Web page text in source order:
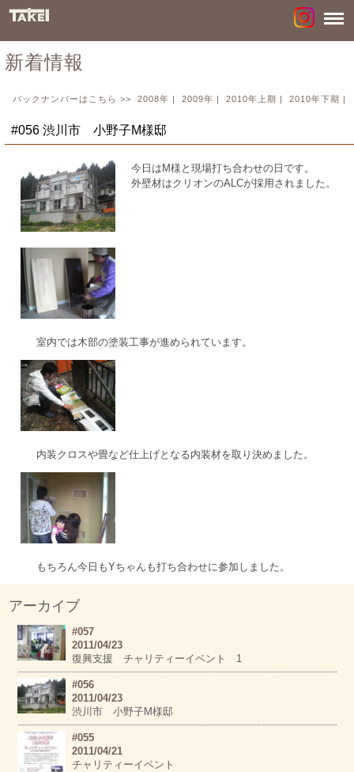
新着情報
バックナンバーはこちら >> 2008年 | 2009年 | 2010年上期 | 2010年下期 |
#056 渋川市 小野子M様邸
今日はM様と現場打ち合わせの日です。
外壁材はクリオンのALCが採用されました。
室内では木部の塗装工事が進められています。
内装クロスや畳など仕上げとなる内装材を取り決めました。
もちろん今日もYちゃんも打ち合わせに参加しました。
アーカイブ
#057
2011/04/23
復興支援 チャリティーイベント 1
#056
2011/04/23
渋川市 小野子M様邸
#055
2011/04/21
チャリティーイベント